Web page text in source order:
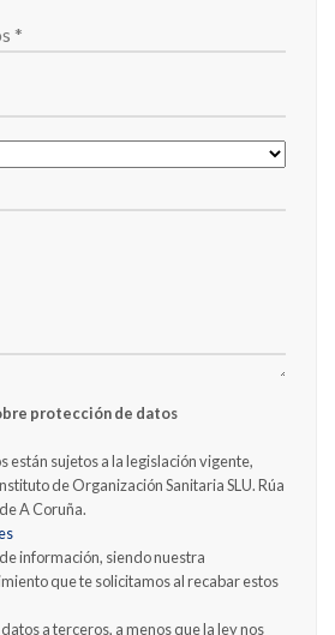
protección de datos
están sujetos a la legislación vigente,
de Organización Sanitaria SLU. Rúa
A Coruña.
información, siendo nuestra
que te solicitamos al recabar estos
a terceros, a menos que la ley nos